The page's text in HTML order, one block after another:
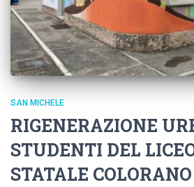
SAN MICHELE
RIGENERAZIONE
STUDENTI DEL
STATALE